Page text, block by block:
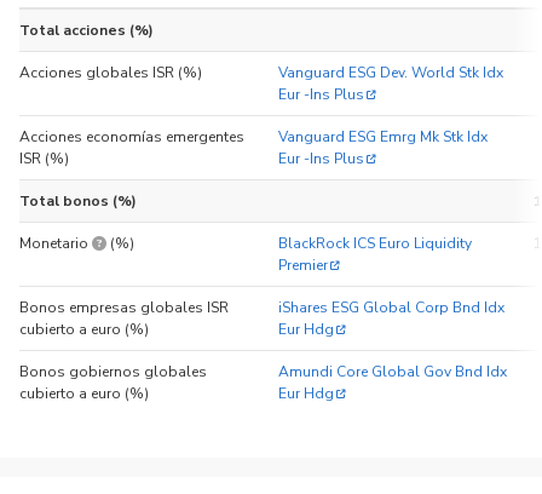
Total acciones (%)
Acciones globales ISR (%)
Vanguard ESG Dev. World Stk Idx
Eur -Ins Plus
Acciones economías emergentes
ISR (%)
Vanguard ESG Emrg Mk Stk Idx
Eur -Ins Plus
Total bonos (%)
Monetario En las carteras con perfil 1 a 10, es posible añadir un fondo
(%)
BlackRock ICS Euro Liquidity
Premier
Bonos empresas globales ISR
cubierto a euro (%)
iShares ESG Global Corp Bnd Idx
Eur Hdg
Bonos gobiernos globales
cubierto a euro (%)
Amundi Core Global Gov Bnd Idx
Eur Hdg